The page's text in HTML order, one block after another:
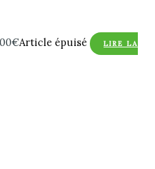
€Article épuisé
LIRE LA